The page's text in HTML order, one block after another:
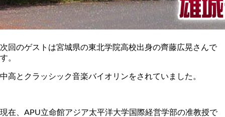
次回のゲストは宮城県の東北学院高校出身の齊藤広晃さんで
す。
中高とクラッシック音楽バイオリンをされていました。
現在、 APU立命館アジア太平洋大学国際経営学部の准教授で